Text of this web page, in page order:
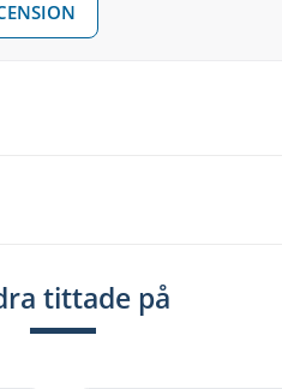
tittade på